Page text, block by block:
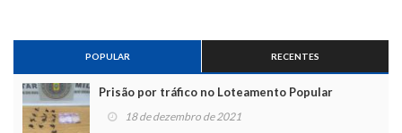
POPULAR RECENTES
Prisão por tráfico no Loteamento Popular
18 de dezembro de 2021